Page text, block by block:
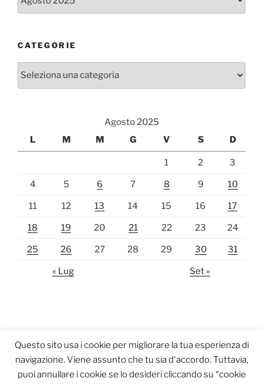
CATEGORIE
Categorie
Agosto 2025
L
M M G V S D
1 2 3
4 5 6 7 8 9 10
11 12 13 14 15 16 17
18 19 20 21 22 23 24
25 26 27 28 29 30 31
« Lug Set »
Questo sito usa i cookie per migliorare la tua esperienza di
navigazione. Viene assunto che tu sia d'accordo. Tuttavia,
puoi annullare i cookie se lo desideri cliccando su “cookie